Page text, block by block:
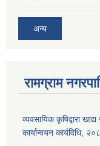
अन्य
रामग्राम
व्यवसायिक कृषिद्वारा
कार्यान्वयन कार्यविधि,